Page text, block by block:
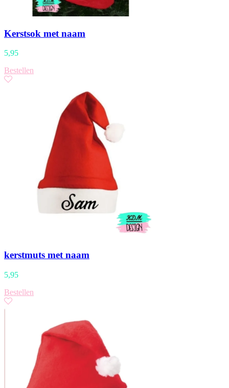
Kerstsok met naam
5,95
Bestellen
kerstmuts met naam
5,95
Bestellen